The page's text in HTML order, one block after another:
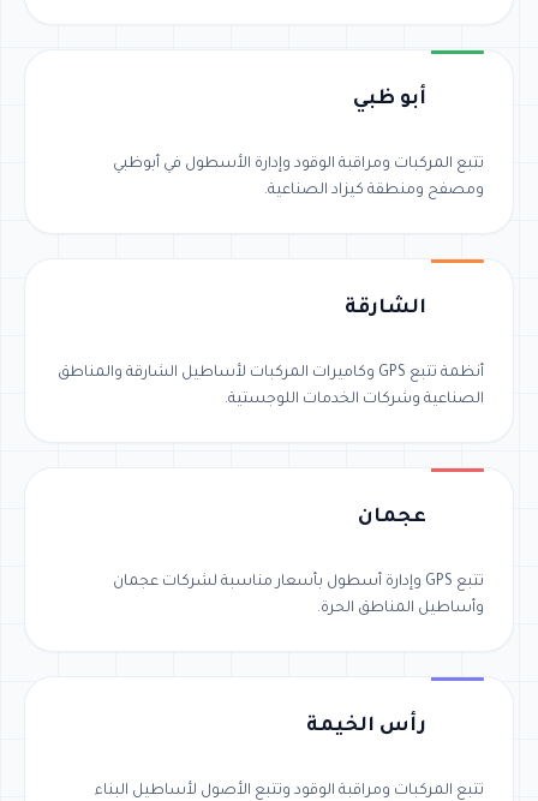
أبو ظبي
تتبع المركبات ومراقبة الوقود وإدارة الأسطول في أبوظبي
ومصفح ومنطقة كيزاد الصناعية.
الشارقة
أنظمة تتبع GPS وكاميرات المركبات لأساطيل الشارقة والمناطق
الصناعية وشركات الخدمات اللوجستية.
عجمان
تتبع GPS وإدارة أسطول بأسعار مناسبة لشركات عجمان
وأساطيل المناطق الحرة.
رأس الخيمة
تتبع المركبات ومراقبة الوقود وتتبع الأصول لأساطيل البناء